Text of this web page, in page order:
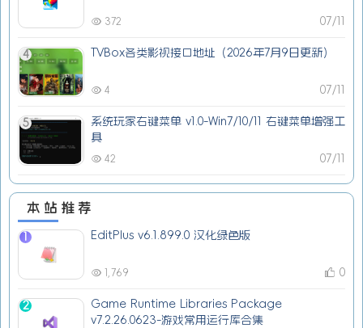
07/11
372
4 TVBox各类影视接口地址（2026年7月9日更新）
07/11
4
5
系统玩家右键菜单 v1.0-Win7/10/11 右键菜单增强工
具
07/11
42
本站推荐
1 EditPlus v6.1.899.0 汉化绿色版
1,769 0
2
Game Runtime Libraries Package
v7.2.26.0623-游戏常用运行库合集